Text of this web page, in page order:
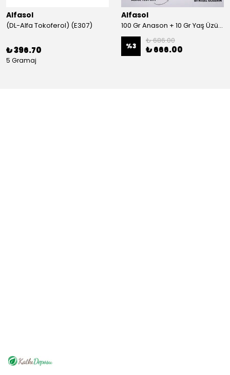
Alfasol
(DL-Alfa Tokoferol) (E307)
₺ 396.70
5 Gramaj
Alfasol
100 Gr Anason + 10 Gr Yaş Üzüm + 250 Gr Gliserin + Alkol Test Kiti
%3
₺ 686.00
₺ 666.00